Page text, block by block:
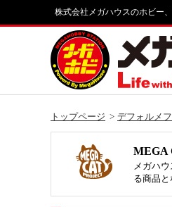
株式会社メガハウスのホビー
トップページ デフォルメ
MEGA
メガハ
る商品と